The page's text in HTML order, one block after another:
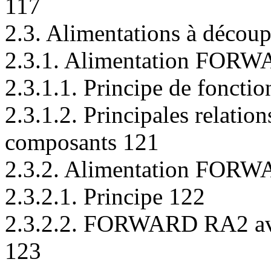
117
2.3. Alimentations à
2.3.1. Alimentation
2.3.1.1. Principe de
2.3.1.2. Principales
composants 121
2.3.2. Alimentation
2.3.2.1. Principe 122
2.3.2.2. FORWARD RA2
123